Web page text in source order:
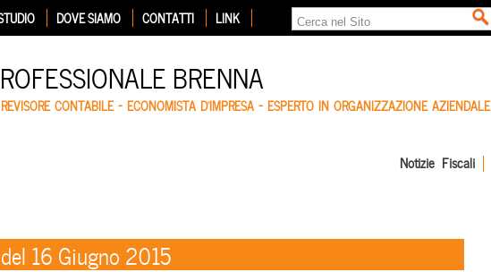
DOVE SIAMO CONTATTI LINK
BRENNA
CONTABILE – ECONOMISTA D'IMPRESA – ESPERTO IN ORGANIZZAZIONE AZIENDALE
Notizie Fiscali
16 Giugno 2015